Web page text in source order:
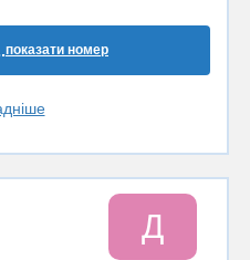
показати номер
Д